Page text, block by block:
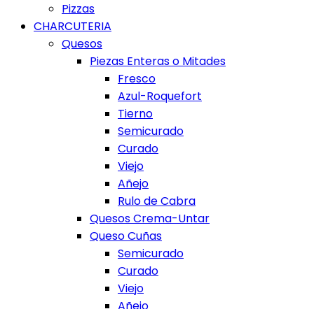
Pizzas
CHARCUTERIA
Quesos
Piezas Enteras o Mitades
Fresco
Azul-Roquefort
Tierno
Semicurado
Curado
Viejo
Añejo
Rulo de Cabra
Quesos Crema-Untar
Queso Cuñas
Semicurado
Curado
Viejo